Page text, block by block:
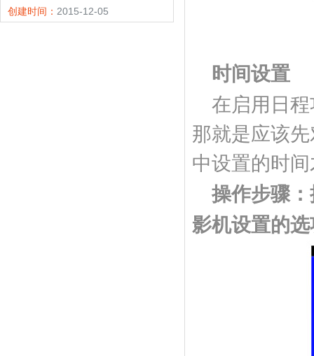
创建时间： 2015-12-05
时间设置
在启用日
那就是应该
中设置的时
操作步骤
影机设置的